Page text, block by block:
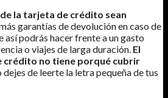
la tarjeta de crédito sean
garantías de devolución en caso de
podrás hacer frente a un gasto
o viajes de larga duración. El
crédito no tiene porqué cubrir
dejes de leerte la letra pequeña de tus